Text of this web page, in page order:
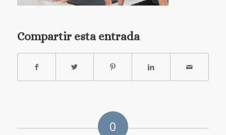
Compartir esta entrada
0